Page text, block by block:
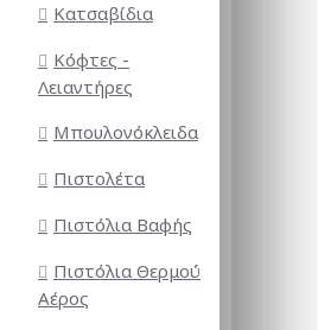
Κατσαβίδια
Κόφτες -
Λειαντήρες
Μπουλονόκλειδα
Πιστολέτα
Πιστόλια Βαφής
Πιστόλια Θερμού
Αέρος